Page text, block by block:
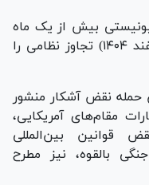
بیش از یک ماه
قبل، یعنی در ۲۸ فوریه ۲۰۲۶ (۹ اسفند ۱۴۰۴) تجاوز نظامی را
نقض آشکار منشور
مقام‌های آمریکایی،
قوانین بین‌المللی
بالقوه، نیز مطرح